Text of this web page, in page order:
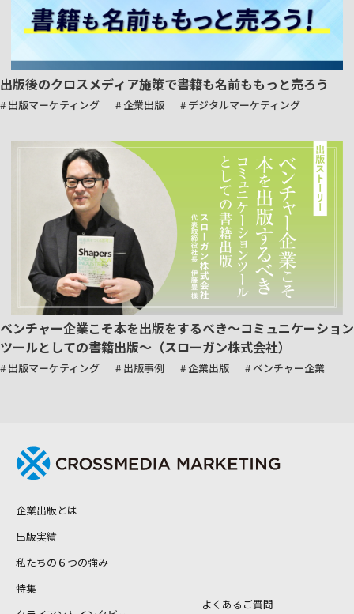
出版後のクロスメディア施策で書籍も名前ももっと売ろう
# 出版マーケティング # 企業出版 # デジタルマーケティング
ベンチャー企業こそ本を出版をするべき～コミュニケーション
ツールとしての書籍出版～（スローガン株式会社）
# 出版マーケティング # 出版事例 # 企業出版 # ベンチャー企業
企業出版とは
出版実績
私たちの６つの強み
特集
よくあるご質問